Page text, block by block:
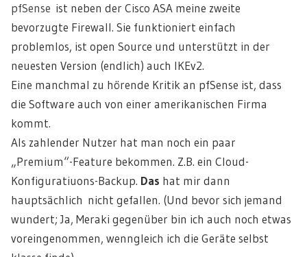
pfSense ist neben der Cisco ASA meine zweite
bevorzugte Firewall. Sie funktioniert einfach
problemlos, ist open Source und unterstützt in der
neuesten Version (endlich) auch IKEv2.
Eine manchmal zu hörende Kritik an pfSense ist, dass
die Software auch von einer amerikanischen Firma
kommt.
Als zahlender Nutzer hat man noch ein paar
„Premium“-Feature bekommen. Z.B. ein Cloud-
Konfiguratiuons-Backup. Das hat mir dann
hauptsächlich nicht gefallen. (Und bevor sich jemand
wundert; Ja, Meraki gegenüber bin ich auch noch etwas
voreingenommen, wenngleich ich die Geräte selbst